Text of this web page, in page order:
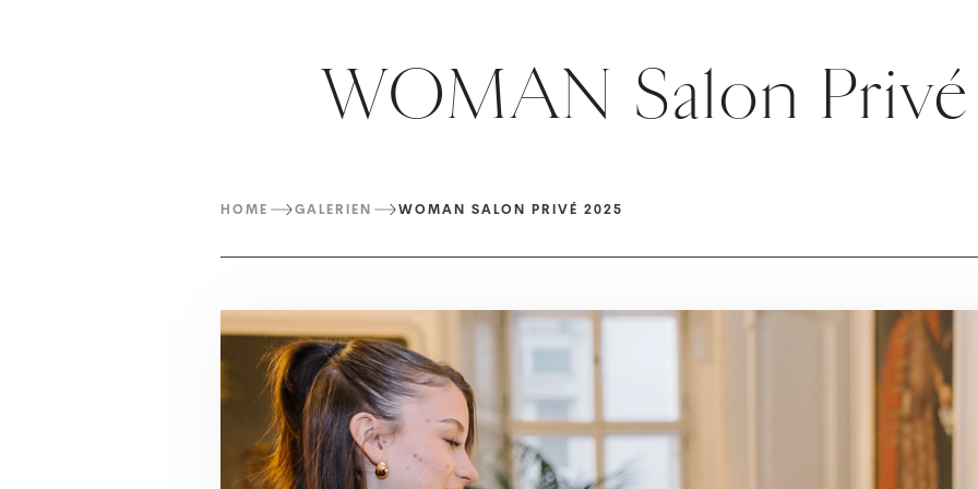
WOMAN Salon
HOME GALERIEN WOMAN SALON PRIVÉ 2025